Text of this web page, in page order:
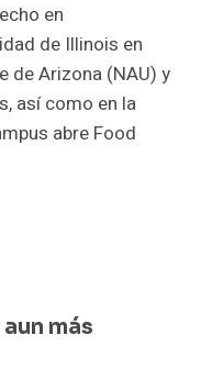
en
de Illinois en
de Arizona (NAU) y
así como en la
abre Food
más